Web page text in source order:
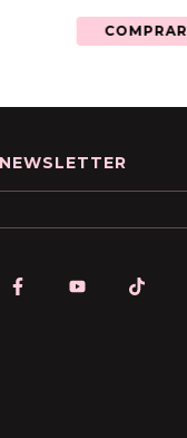
COMPRAR